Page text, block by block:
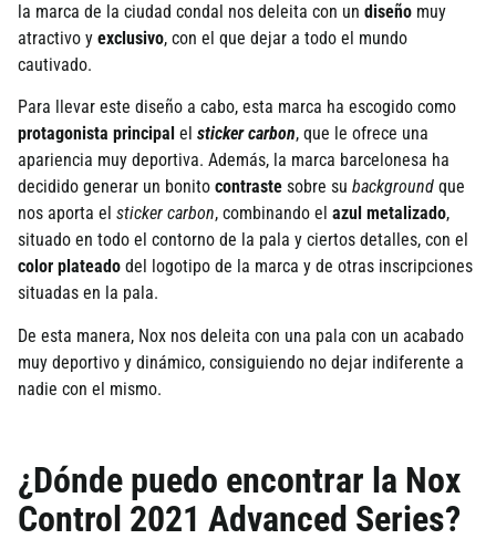
la marca de la ciudad condal nos deleita con un diseño muy
atractivo y exclusivo, con el que dejar a todo el mundo
cautivado.
Para llevar este diseño a cabo, esta marca ha escogido como
protagonista principal el sticker carbon, que le ofrece una
apariencia muy deportiva. Además, la marca barcelonesa ha
decidido generar un bonito contraste sobre su background que
nos aporta el sticker carbon, combinando el azul metalizado,
situado en todo el contorno de la pala y ciertos detalles, con el
color plateado del logotipo de la marca y de otras inscripciones
situadas en la pala.
De esta manera, Nox nos deleita con una pala con un acabado
muy deportivo y dinámico, consiguiendo no dejar indiferente a
nadie con el mismo.
¿Dónde puedo encontrar la Nox
Control 2021 Advanced Series?